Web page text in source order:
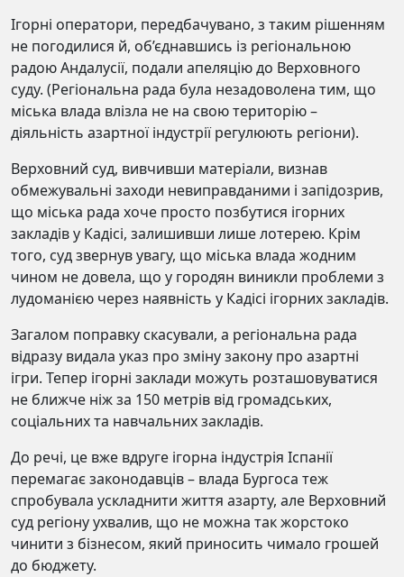
Ігорні оператори, передбачувано, з таким рішенням
не погодилися й, об’єднавшись із регіональною
радою Андалусії, подали апеляцію до Верховного
суду. (Регіональна рада була незадоволена тим, що
міська влада влізла не на свою територію –
діяльність азартної індустрії регулюють регіони).
Верховний суд, вивчивши матеріали, визнав
обмежувальні заходи невиправданими і запідозрив,
що міська рада хоче просто позбутися ігорних
закладів у Кадісі, залишивши лише лотерею. Крім
того, суд звернув увагу, що міська влада жодним
чином не довела, що у городян виникли проблеми з
лудоманією через наявність у Кадісі ігорних закладів.
Загалом поправку скасували, а регіональна рада
відразу видала указ про зміну закону про азартні
ігри. Тепер ігорні заклади можуть розташовуватися
не ближче ніж за 150 метрів від громадських,
соціальних та навчальних закладів.
До речі, це вже вдруге ігорна індустрія Іспанії
перемагає законодавців – влада Бургоса теж
спробувала ускладнити життя азарту, але Верховний
суд регіону ухвалив, що не можна так жорстоко
чинити з бізнесом, який приносить чимало грошей
до бюджету.